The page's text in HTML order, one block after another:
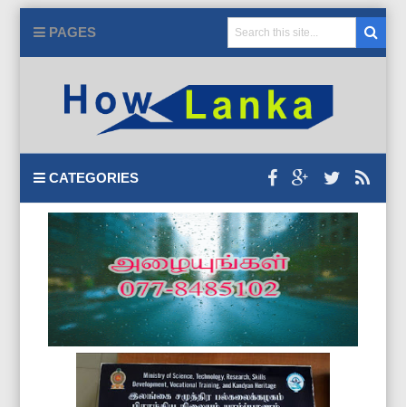
PAGES
CATEGORIES